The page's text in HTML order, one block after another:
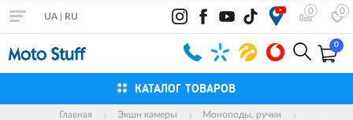
0 0
UA RU
0
КАТАЛОГ ТОВАРОВ
Главная Экшн камеры
Моноподы, ручки